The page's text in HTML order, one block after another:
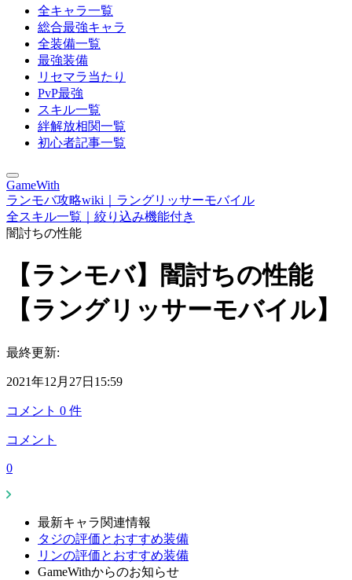
全キャラ一覧
総合最強キャラ
全装備一覧
最強装備
リセマラ当たり
PvP最強
スキル一覧
絆解放相関一覧
初心者記事一覧
GameWith
ランモバ攻略wiki｜ラングリッサーモバイル
全スキル一覧｜絞り込み機能付き
闇討ちの性能
【ランモバ】闇討ちの性能
【ラングリッサーモバイル】
最終更新:
2021年12月27日15:59
コメント 0 件
コメント
0
最新キャラ関連情報
タジの評価とおすすめ装備
リンの評価とおすすめ装備
GameWithからのお知らせ